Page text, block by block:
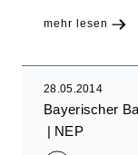
mehr lesen
28.05.2014
Bayerischer
NEP